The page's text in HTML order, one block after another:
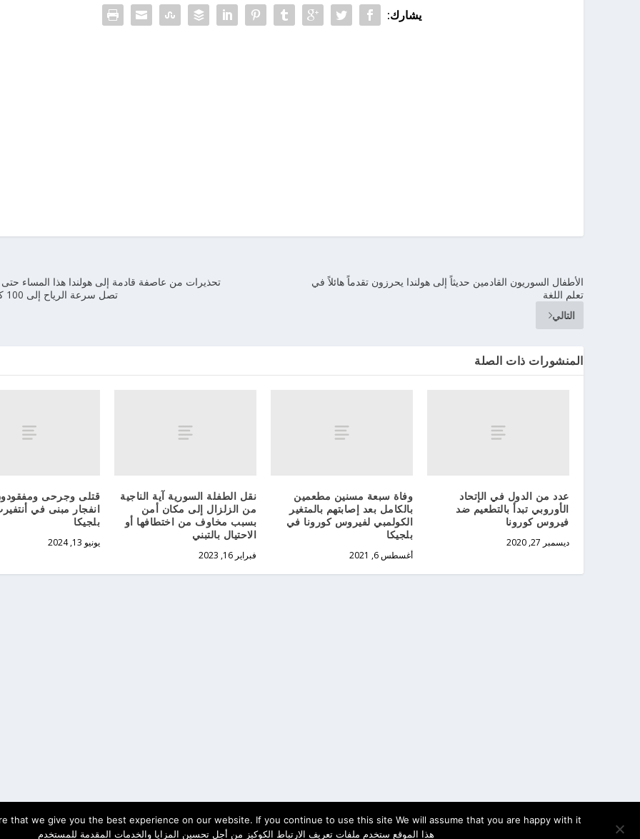
يشارك:
تحذيرات من عاصفة قادمة إلى هولندا هذا المساء
تصل سرعة الرياح إلى 100 كم في الساعة
الأطفال السوريون القادمين حديثاً إلى هولندا يحرزون تقدماً هائلاً في
تعلم اللغة
التالي
المنشورات ذات الصلة
عدد من الدول في الإتحاد
الأوروبي تبدأ بالتطعيم ضد
فيروس كورونا
ديسمبر 27, 2020
وفاة سبعة مسنين مطعمين
بالكامل بعد إصابتهم بالمتغير
الكولمبي لفيروس كورونا في
بلجيكا
أغسطس 6, 2021
نقل الطفلة السورية آية الناجية
من الزلزال إلى مكان أمن
بسبب مخاوف من اختطافها أو
الاحتيال بالتبني
فبراير 16, 2023
قتلى وجرحى
انفجار مبنى في
بلجيكا
يونيو 13, 2024
that we give you the best experience on our website. If you continue to use this site We will assume that you are happy with it
هذا الموقع ستخدم ملفات تعريف الارتباط الكوكيز من أجل تحسين المزايا والخدمات المقدمة للمستخدم